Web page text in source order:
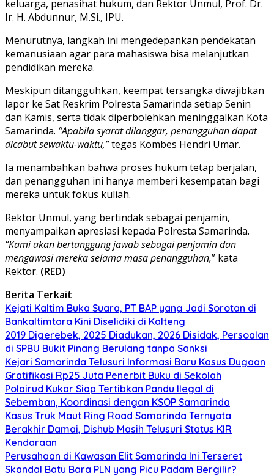
keluarga, penasihat hukum, dan Rektor Unmul, Prof. Dr.
Ir. H. Abdunnur, M.Si., IPU.
Menurutnya, langkah ini mengedepankan pendekatan
kemanusiaan agar para mahasiswa bisa melanjutkan
pendidikan mereka.
Meskipun ditangguhkan, keempat tersangka diwajibkan
lapor ke Sat Reskrim Polresta Samarinda setiap Senin
dan Kamis, serta tidak diperbolehkan meninggalkan Kota
Samarinda. “Apabila syarat dilanggar, penangguhan dapat
dicabut sewaktu-waktu,”tegas Kombes Hendri Umar.
Ia menambahkan bahwa proses hukum tetap berjalan,
dan penangguhan ini hanya memberi kesempatan bagi
mereka untuk fokus kuliah.
Rektor Unmul, yang bertindak sebagai penjamin,
menyampaikan apresiasi kepada Polresta Samarinda.
“Kami akan bertanggung jawab sebagai penjamin dan
mengawasi mereka selama masa penangguhan,” kata
Rektor. (RED)
Berita Terkait
Kejati Kaltim Buka Suara, PT BAP yang Jadi Sorotan di
Bankaltimtara Kini Diselidiki di Kalteng
2019 Digerebek, 2025 Diadukan, 2026 Disidak, Persoalan
di SPBU Bukit Pinang Berulang tanpa Sanksi
Kejari Samarinda Telusuri Informasi Baru Kasus Dugaan
Gratifikasi Rp25 Juta Penerbit Buku di Sekolah
Polairud Kukar Siap Tertibkan Pandu Ilegal di
Sebemban, Koordinasi dengan KSOP Samarinda
Kasus Truk Maut Ring Road Samarinda Ternyata
Berakhir Damai, Dishub Masih Telusuri Status KIR
Kendaraan
Perusahaan di Kawasan Elit Samarinda Ini Terseret
Skandal Batu Bara PLN yang Picu Padam Bergilir?